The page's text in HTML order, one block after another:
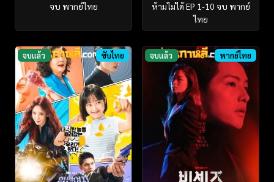
จบ พากย์ไทย
ห้ามไม่ได้ EP 1-10 จบ พากย์
ไทย
จบแล้ว ซับไทย จบแล้ว พากย์ไทย